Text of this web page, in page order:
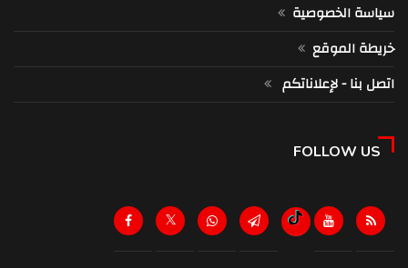
سياسة الخصوصية
خريطة الموقع
اتصل بنا - لإعلاناتكم
FOLLOW US